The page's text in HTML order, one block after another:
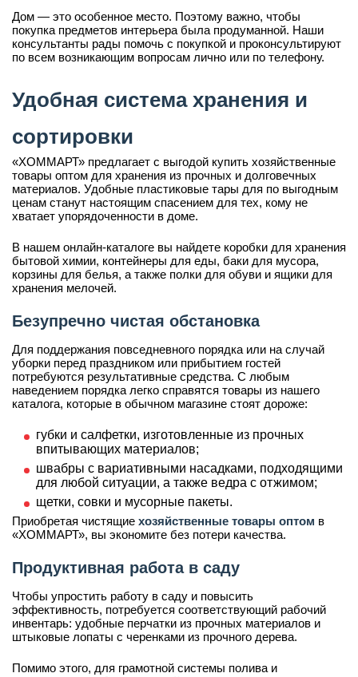
Дом — это особенное место. Поэтому важно, чтобы
покупка предметов интерьера была продуманной. Наши
консультанты рады помочь с покупкой и проконсультируют
по всем возникающим вопросам лично или по телефону.
Удобная система хранения и
сортировки
«ХОММАРТ» предлагает с выгодой купить хозяйственные
товары оптом для хранения из прочных и долговечных
материалов. Удобные пластиковые тары для по выгодным
ценам станут настоящим спасением для тех, кому не
хватает упорядоченности в доме.
В нашем онлайн-каталоге вы найдете коробки для хранения
бытовой химии, контейнеры для еды, баки для мусора,
корзины для белья, а также полки для обуви и ящики для
хранения мелочей.
Безупречно чистая обстановка
Для поддержания повседневного порядка или на случай
уборки перед праздником или прибытием гостей
потребуются результативные средства. С любым
наведением порядка легко справятся товары из нашего
каталога, которые в обычном магазине стоят дороже:
губки и салфетки, изготовленные из прочных
впитывающих материалов;
швабры с вариативными насадками, подходящими
для любой ситуации, а также ведра с отжимом;
щетки, совки и мусорные пакеты.
Приобретая чистящие хозяйственные товары оптом в
«ХОММАРТ», вы экономите без потери качества.
Продуктивная работа в саду
Чтобы упростить работу в саду и повысить
эффективность, потребуется соответствующий рабочий
инвентарь: удобные перчатки из прочных материалов и
штыковые лопаты с черенками из прочного дерева.
Помимо этого, для грамотной системы полива и